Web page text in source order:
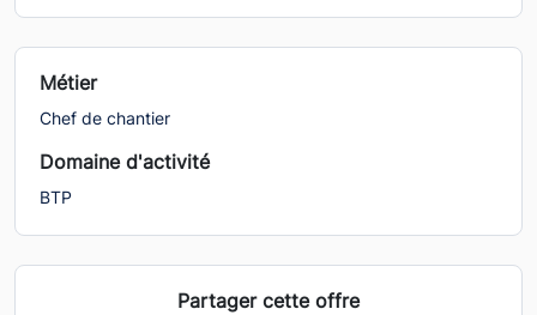
Métier
Chef de chantier
Domaine d'activité
BTP
Partager cette offre